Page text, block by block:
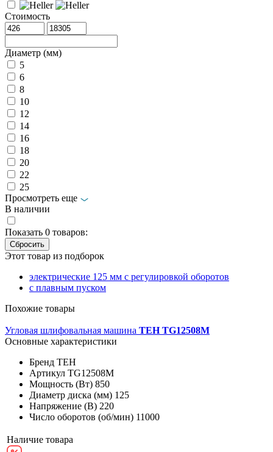
Стоимость
Диаметр (мм)
5
6
8
10
12
14
16
18
20
22
25
Просмотреть еще
В наличии
Показать 0 товаров:
Этот товар из подборок
электрические 125 мм с регулировкой оборотов
с плавным пуском
Похожие товары
Угловая шлифовальная машина TEH TG12508M
Основные характеристики
Бренд TEH
Артикул TG12508M
Мощность (Вт) 850
Диаметр диска (мм) 125
Напряжение (В) 220
Число оборотов (об/мин) 11000
Наличие товара